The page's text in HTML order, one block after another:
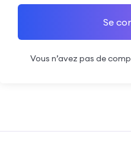
Se
Vous n’avez pas de